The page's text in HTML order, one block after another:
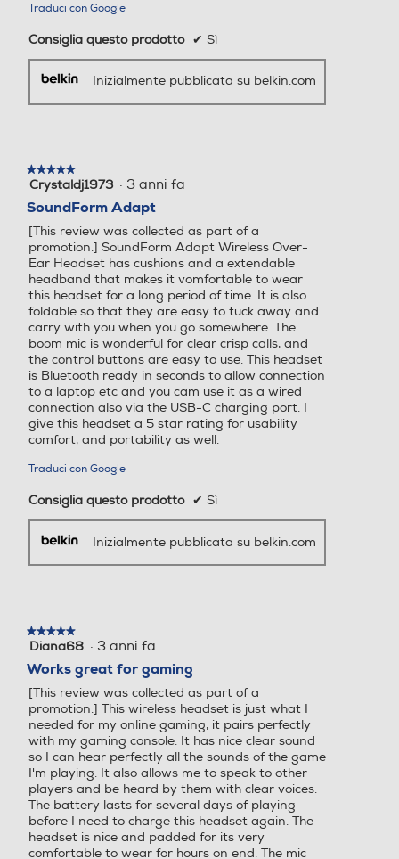
Traduci con Google
Consiglia questo prodotto ✔ Sì
Inizialmente pubblicata su belkin.com
★★★★★
★★★★★
5
stelle.
Crystaldj1973 · 3 anni fa
SoundForm Adapt
[This review was collected as part of a
promotion.] SoundForm Adapt Wireless Over-
Ear Headset has cushions and a extendable
headband that makes it vomfortable to wear
this headset for a long period of time. It is also
foldable so that they are easy to tuck away and
carry with you when you go somewhere. The
boom mic is wonderful for clear crisp calls, and
the control buttons are easy to use. This headset
is Bluetooth ready in seconds to allow connection
to a laptop etc and you cam use it as a wired
connection also via the USB-C charging port. I
give this headset a 5 star rating for usability
comfort, and portability as well.
Traduci con Google
Consiglia questo prodotto ✔ Sì
Inizialmente pubblicata su belkin.com
★★★★★
★★★★★
5
5
stelle.
Diana68 · 3 anni fa
Works great for gaming
[This review was collected as part of a
promotion.] This wireless headset is just what I
needed for my online gaming, it pairs perfectly
with my gaming console. It has nice clear sound
so I can hear perfectly all the sounds of the game
I'm playing. It also allows me to speak to other
players and be heard by them with clear voices.
The battery lasts for several days of playing
before I need to charge this headset again. The
headset is nice and padded for its very
comfortable to wear for hours on end. The mic